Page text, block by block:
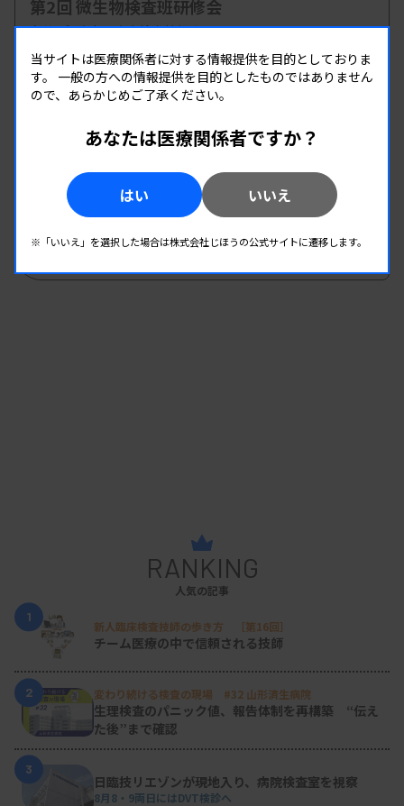
第2回 微生物検査班研修会
主催 :和歌山県臨床検査技師会
開催場所 : 和歌山県 | WEB
微生物
08.22（土）-2026.08.22（土）
2026年度第1回北信支部学習会
長野県臨床検査技師会
RANKING
人気の記事
1
新人臨床検査技師の歩き方 ［第16回］
チーム医療の中で信頼される技師
2 変わり続ける検査の現場 #32 山形済生病院
生理検査のパニック値、報告体制を再構築 “伝え
た後”まで確認
3
日臨技リエゾンが現地入り、病院検査室を視察
8月8・9両日にはDVT検診へ
当サイトは医療関係者に対する情報提供を目的としておりま
す。 一般の方への情報提供を目的としたものではありません
ので、あらかじめご了承ください。
あなたは医療関係者ですか？
はい いいえ
※「いいえ」を選択した場合は株式会社じほうの公式サイトに遷移します。